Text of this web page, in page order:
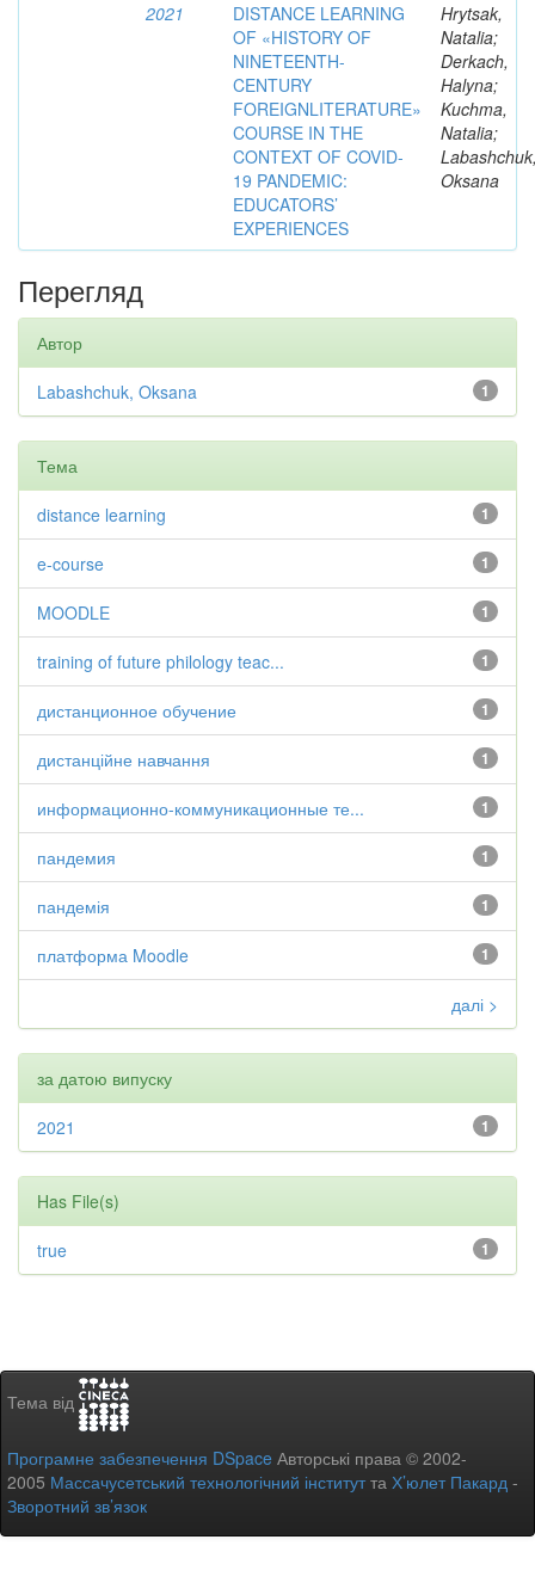
2021
DISTANCE LEARNING
OF «HISTORY OF
NINETEENTH-
CENTURY
FOREIGNLITERATURE»
COURSE IN THE
CONTEXT OF COVID-
19 PANDEMIC:
EDUCATORS’
EXPERIENCES
Hrytsak,
Natalia;
Derkach,
Halyna;
Kuchma,
Natalia;
Oksana
Перегляд
Автор
1
Labashchuk, Oksana
Тема
1
distance learning
1
e-course
1
MOODLE
1
training of future philology teac...
1
дистанционное обучение
1
дистанційне навчання
1
информационно-коммуникационные те...
1
пандемия
1
пандемія
1
платформа Moodle
далі >
за датою випуску
1
2021
Has File(s)
1
true
Тема від
Програмне забезпечення DSpace Авторські права © 2002-
2005 Массачусетський технологічний інститутта Х’юлет Пакард -
Зворотний зв’язок